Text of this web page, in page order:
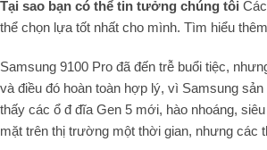
Tại sao bạn có thể tin tưởng chúng tôi
thể chọn lựa tốt nhất cho mình. Tìm hiểu
Samsung 9100 Pro đã đến trễ buổi tiệc,
và điều đó hoàn toàn hợp lý, vì Samsung
thấy các ổ đ đĩa Gen 5 mới, hào nhoáng,
mặt trên thị trường một thời gian, nhưng các